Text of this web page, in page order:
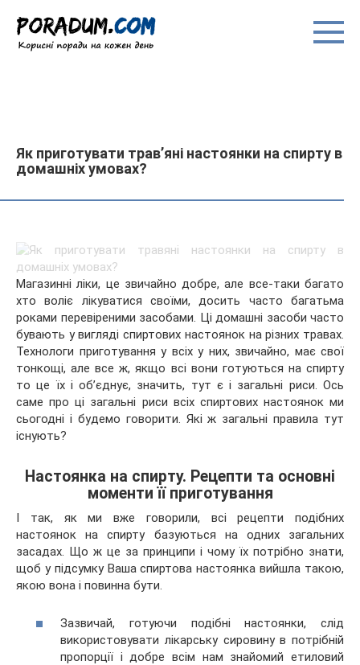
вмісту
Як приготувати трав’яні настоянки на спирту в
домашніх умовах?
Магазинні ліки, це звичайно добре, але все-таки багато
хто воліє лікуватися своїми, досить часто багатьма
роками перевіреними засобами. Ці домашні засоби часто
бувають у вигляді спиртових настоянок на різних травах.
Технологи приготування у всіх у них, звичайно, має свої
тонкощі, але все ж, якщо всі вони готуються на спирту
то це їх і об’єднує, значить, тут є і загальні риси. Ось
саме про ці загальні риси всіх спиртових настоянок ми
сьогодні і будемо говорити. Які ж загальні правила тут
існують?
Настоянка на спирту. Рецепти та основні
моменти її приготування
І так, як ми вже говорили, всі рецепти подібних
настоянок на спирту базуються на одних загальних
засадах. Що ж це за принципи і чому їх потрібно знати,
щоб у підсумку Ваша спиртова настоянка вийшла такою,
якою вона і повинна бути.
Зазвичай, готуючи подібні настоянки, слід
використовувати лікарську сировину в потрібній
пропорції і добре всім нам знайомий етиловий